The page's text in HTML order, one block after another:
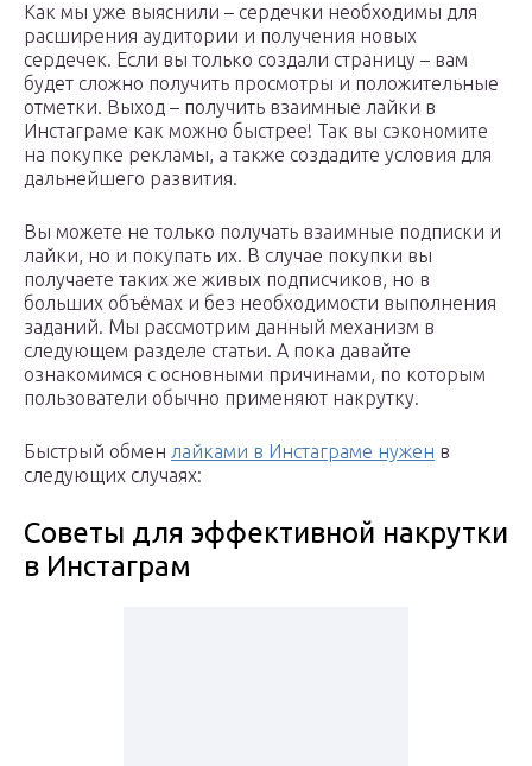
Как мы уже выяснили – сердечки необходимы для
расширения аудитории и получения новых
сердечек. Если вы только создали страницу – вам
будет сложно получить просмотры и положительные
отметки. Выход – получить взаимные лайки в
Инстаграме как можно быстрее! Так вы сэкономите
на покупке рекламы, а также создадите условия для
дальнейшего развития.
Вы можете не только получать взаимные подписки и
лайки, но и покупать их. В случае покупки вы
получаете таких же живых подписчиков, но в
больших объёмах и без необходимости выполнения
заданий. Мы рассмотрим данный механизм в
следующем разделе статьи. А пока давайте
ознакомимся с основными причинами, по которым
пользователи обычно применяют накрутку.
Быстрый обмен лайками в Инстаграме нужен в
следующих случаях:
Советы для эффективной накрутки
в Инстаграм